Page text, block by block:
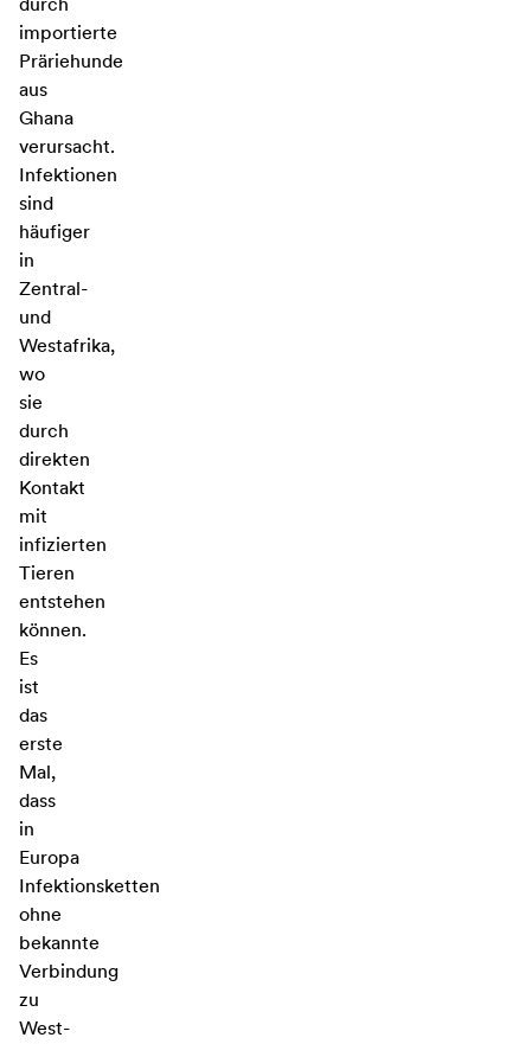
importierte
Präriehunde
aus
Ghana
verursacht.
Infektionen
sind
häufiger
in
Zentral-
und
Westafrika,
wo
sie
durch
direkten
Kontakt
mit
infizierten
Tieren
entstehen
können.
Es
ist
das
erste
Mal,
dass
in
Europa
Infektionsketten
ohne
bekannte
Verbindung
zu
West-